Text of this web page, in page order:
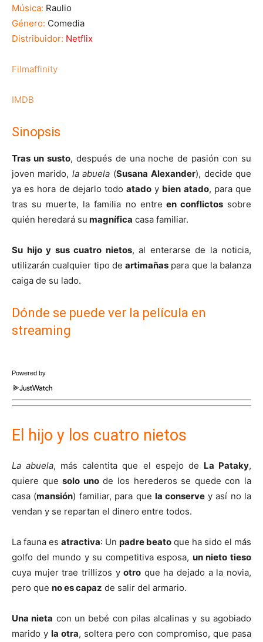
Música: Raulio
Género: Comedia
Distribuidor: Netflix
Filmaffinity
IMDB
Sinopsis
Tras un susto, después de una noche de pasión con su
joven marido, la abuela (Susana Alexander), decide que
ya es hora de dejarlo todoatado y bien atado, para que
tras su muerte, la familia no entre en conflictossobre
quién heredará su magnífica casa familiar.
Su hijo y sus cuatro nietos, al enterarse de la noticia,
utilizarán cualquier tipo de artimañas para que la balanza
caiga de su lado.
Dónde se puede ver la película en
streaming
Powered by
El hijo y los cuatro nietos
La abuela, más calentita que el espejo de La Pataky,
quiere quesolo unode los herederos se quede con la
casa (mansión) familiar, para quela conserve y así no la
vendan y se repartan el dinero entre todos.
La fauna es atractiva: Un padre beato que ha sido el más
golfo del mundo y su competitiva esposa, un nieto tieso
cuya mujer trae trillizos yotro que ha dejado a la novia,
pero que no es capaz de salir del armario.
Una nieta con un bebé con pilas alcalinas y su agobiado
marido y la otra, soltera pero con compromiso, que pasa